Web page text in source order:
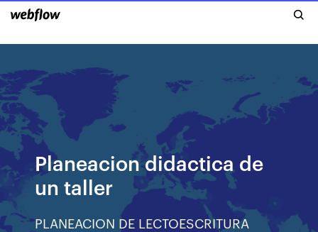
Planeacion didactica de
un taller
PLANEACION DE LECTOESCRITURA